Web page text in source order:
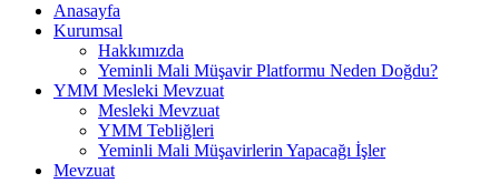
Anasayfa
Kurumsal
Hakkımızda
Yeminli Mali Müşavir Platformu Neden Doğdu?
YMM Mesleki Mevzuat
Mesleki Mevzuat
YMM Tebliğleri
Yeminli Mali Müşavirlerin Yapacağı İşler
Mevzuat